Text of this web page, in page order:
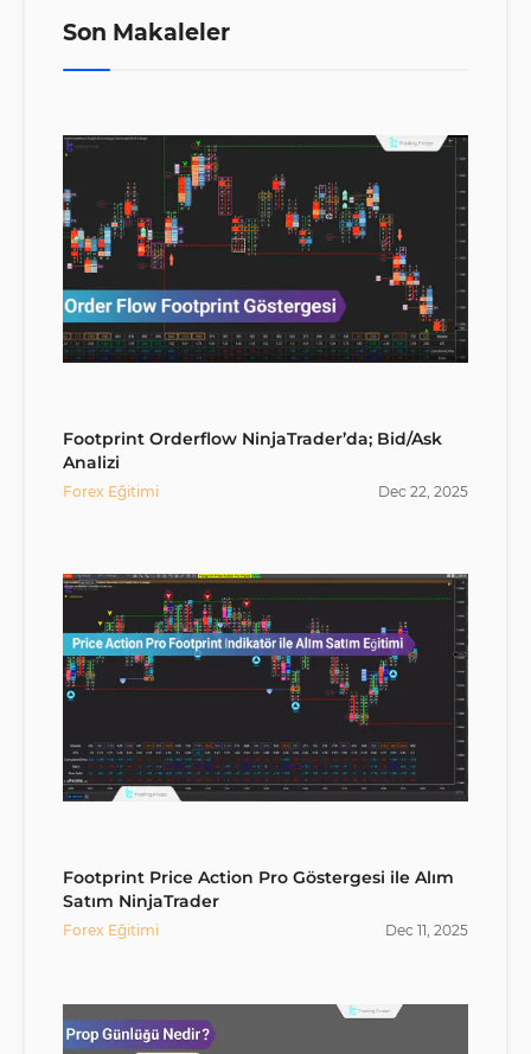
Son Makaleler
Footprint Orderflow NinjaTrader’da; Bid/Ask
Analizi
Forex Eğitimi Dec 22, 2025
Footprint Price Action Pro Göstergesi ile Alım
Satım NinjaTrader
Forex Eğitimi Dec 11, 2025